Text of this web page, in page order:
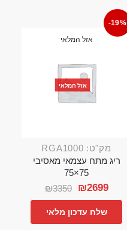
-19%
אזל המלאי
אזל המלאי
מק"ט: RGA1000
ריג מתח עצמאי מאסיבי
75×75
₪3350 ₪2699
שלח עדכון מלאי